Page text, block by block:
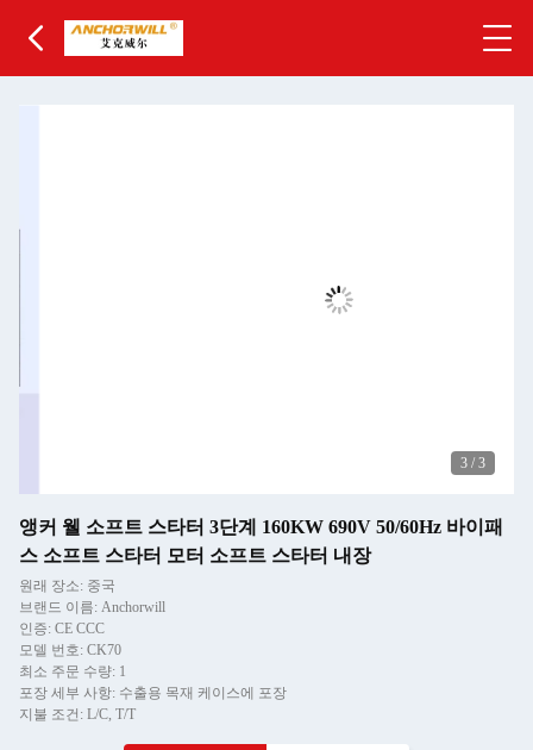
3 / 3
앵커 웰 소프트 스타터 3단계 160KW 690V 50/60Hz 바이패
스 소프트 스타터 모터 소프트 스타터 내장
원래 장소: 중국
브랜드 이름: Anchorwill
인증: CE CCC
모델 번호: CK70
최소 주문 수량: 1
포장 세부 사항: 수출용 목재 케이스에 포장
지불 조건: L/C, T/T